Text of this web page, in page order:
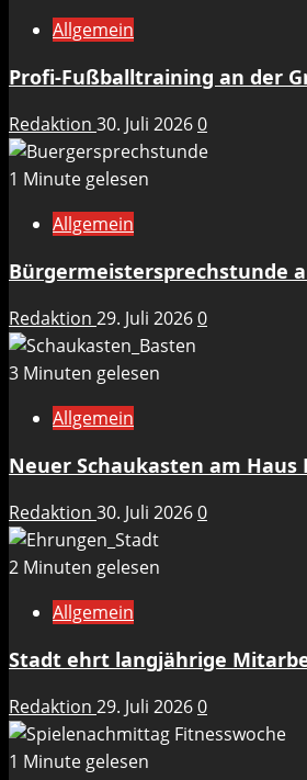
Allgemein
Profi-Fußballtraining an der
Redaktion 30. Juli 20260
1 Minute gelesen
Allgemein
Bürgermeistersprechstunde
Redaktion 29. Juli 20260
3 Minuten gelesen
Allgemein
Neuer Schaukasten am
Redaktion 30. Juli 20260
2 Minuten gelesen
Allgemein
Stadt ehrt langjährige
Redaktion 29. Juli 20260
1 Minute gelesen